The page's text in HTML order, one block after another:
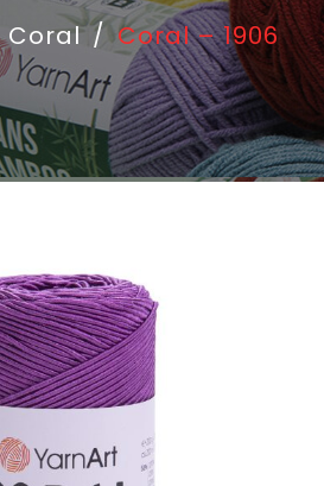
Coral / Coral – 1906